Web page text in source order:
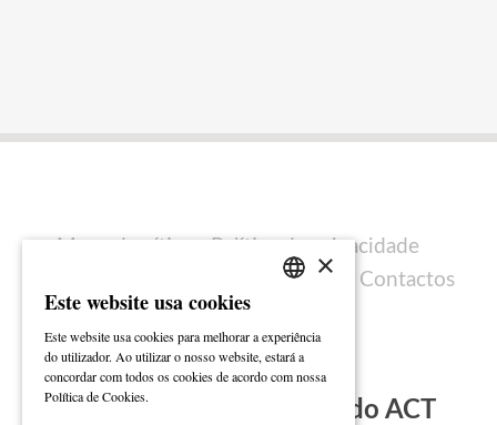
Mapa do sítio
Política de privacidade
Ficha técnica Contactos
Subscreva a Newsletter do ACT
ENGLISH
×
Este website usa cookies
Este website usa cookies para melhorar a experiência
do utilizador. Ao utilizar o nosso website, estará a
concordar com todos os cookies de acordo com nossa
Política de Cookies.